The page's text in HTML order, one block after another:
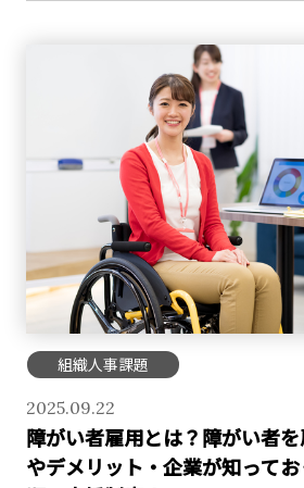
組織人事課題
2025.09.22
障がい者雇用とは？障がい者
やデメリット・企業が知って